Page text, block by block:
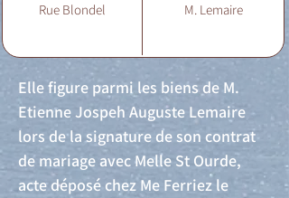
Rue Blondel M. Lemaire
Elle figure parmi les biens de M.
Etienne Jospeh Auguste Lemaire
lors de la signature de son contrat
de mariage avec Melle St Ourde,
acte déposé chez Me Ferriez le